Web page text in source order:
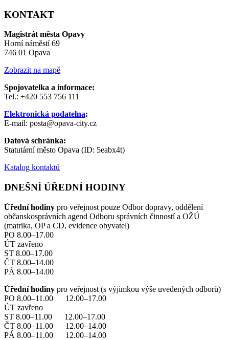
KONTAKT
Magistrát města Opavy
Horní náměstí 69
746 01 Opava
Zobrazit na mapě
Spojovatelka a informace:
Tel.: +420 553 756 111
Elektronická podatelna:
E-mail: posta@opava-city.cz
Datová schránka:
Statutární město Opava (ID: 5eabx4t)
Katalog kontaktů
DNEŠNÍ ÚŘEDNÍ HODINY
Úřední hodiny pro veřejnost pouze Odbor dopravy, oddělení
občanskosprávních agend Odboru správních činností a OŽÚ
(matrika, OP a CD, evidence obyvatel)
PO 8.00–17.00
ÚT zavřeno
ST 8.00–17.00
ČT 8.00–14.00
PÁ 8.00–14.00
Úřední hodiny pro veřejnost (s výjimkou výše uvedených odborů)
PO 8.00–11.00 12.00–17.00
ÚT zavřeno
ST 8.00–11.00 12.00–17.00
ČT 8.00–11.00 12.00–14.00
PÁ 8.00–11.00 12.00–14.00